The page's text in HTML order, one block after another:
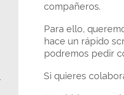
compañeros.
Para ello,
hace un rápido
podremos pedir
Si quieres